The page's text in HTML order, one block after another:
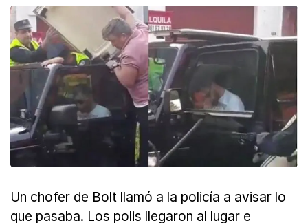
Un chofer de Bolt llamó a la policía a avisar lo
que pasaba. Los polis llegaron al lugar e